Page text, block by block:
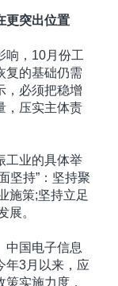
更突出位置
，10月份工
复的基础仍需
，必须把稳增
，压实主体责
业的具体举
坚持”：坚持聚
施策;坚持立足
展。
国电子信息
年3月以来，应
实施力度，